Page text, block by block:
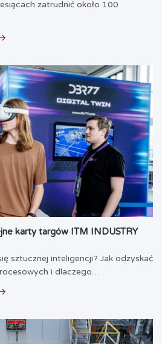
zatrudnić około 100
karty targów ITM INDUSTRY
sztucznej inteligencji? Jak odzyskać
i dlaczego…